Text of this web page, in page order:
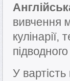
вивчення
кулінарії,
У